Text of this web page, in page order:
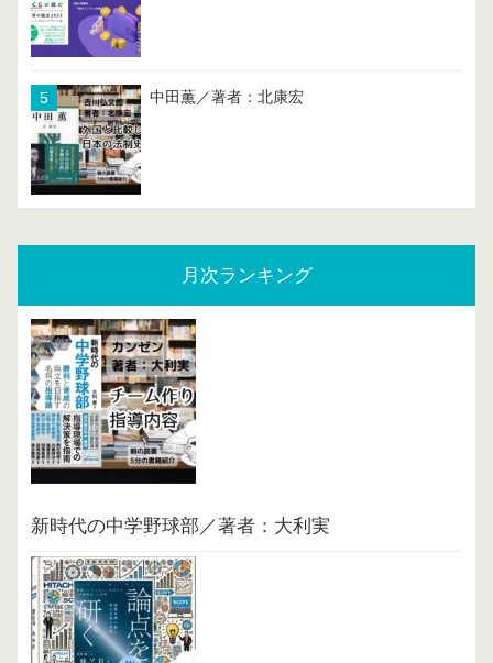
中田薫／著者：北康宏
月次ランキング
新時代の中学野球部／著者：大利実